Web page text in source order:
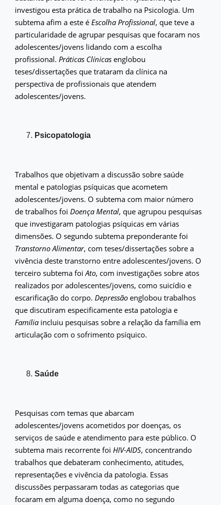
investigou esta prática de trabalho na Psicologia. Um
subtema afim a este é Escolha Profissional, que teve a
particularidade de agrupar pesquisas que focaram nos
adolescentes/jovens lidando com a escolha
profissional. Práticas Clínicas englobou
teses/dissertações que trataram da clínica na
perspectiva de profissionais que atendem
adolescentes/jovens.
Psicopatologia
Trabalhos que objetivam a discussão sobre saúde
mental e patologias psíquicas que acometem
adolescentes/jovens. O subtema com maior número
de trabalhos foi Doença Mental, que agrupou pesquisas
que investigaram patologias psíquicas em várias
dimensões. O segundo subtema preponderante foi
Transtorno Alimentar, com teses/dissertações sobre a
vivência deste transtorno entre adolescentes/jovens. O
terceiro subtema foiAto, com investigações sobre atos
realizados por adolescentes/jovens, como suicídio e
escarificação do corpo. Depressão englobou trabalhos
que discutiram especificamente esta patologia e
Famíliaincluiu pesquisas sobre a relação da família em
articulação com o sofrimento psíquico.
Saúde
Pesquisas com temas que abarcam
adolescentes/jovens acometidos por doenças, os
serviços de saúde e atendimento para este público. O
subtema mais recorrente foi HIV-AIDS, concentrando
trabalhos que debateram conhecimento, atitudes,
representações e vivência da patologia. Essas
discussões perpassaram todas as categorias que
focaram em alguma doença, como no segundo